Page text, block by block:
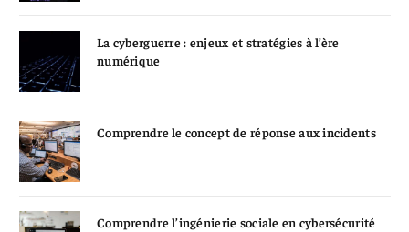
La cyberguerre : enjeux et stratégies à l’ère
numérique
Comprendre le concept de réponse aux incidents
Comprendre l’ingénierie sociale en cybersécurité